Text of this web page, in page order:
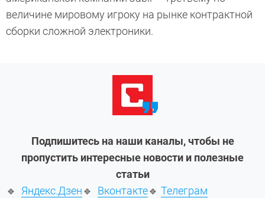
величине мировому игроку на рынке контрактной
сборки сложной электроники.
Подпишитесь на наши каналы, чтобы не
пропустить интересные новости и полезные
статьи
🔹 Яндекс.Дзен🔹 Вконтакте🔹 Телеграм